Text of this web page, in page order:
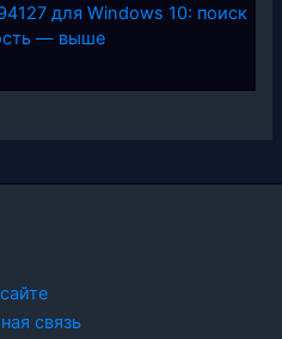
для Windows 10: поиск
— выше
связь